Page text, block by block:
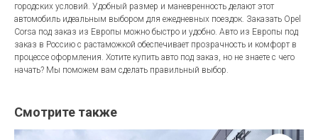
городских условий. Удобный размер и маневренность делают этот
автомобиль идеальным выбором для ежедневных поездок. Заказать Opel
Corsa под заказ из Европы можно быстро и удобно. Авто из Европы под
заказ в Россию с растаможкой обеспечивает прозрачность и комфорт в
процессе оформления. Хотите купить авто под заказ, но не знаете с чего
начать? Мы поможем вам сделать правильный выбор.
Смотрите также